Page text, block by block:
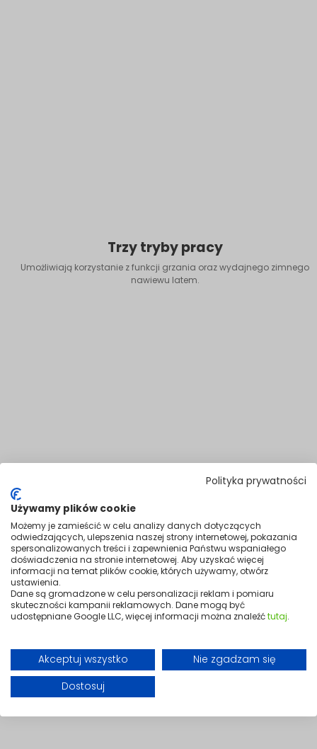
Polityka prywatności
Używamy plików cookie
Możemy je zamieścić w celu analizy danych dotyczących
odwiedzających, ulepszenia naszej strony internetowej, pokazania
spersonalizowanych treści i zapewnienia Państwu wspaniałego
doświadczenia na stronie internetowej. Aby uzyskać więcej
informacji na temat plików cookie, których używamy, otwórz
ustawienia.
Dane są gromadzone w celu personalizacji reklam i pomiaru
skuteczności kampanii reklamowych. Dane mogą być
udostępniane Google LLC, więcej informacji można znaleźćtutaj.
Akceptuj wszystko
Nie zgadzam się
Dostosuj
Trzy tryby pracy
Umożliwiają korzystanie z funkcji grzania oraz wydajnego zimnego
nawiewu latem.
Manualny termostat
Automatycznie utrzymuje stałą, zadaną temperaturę w całym
pomieszczeniu.